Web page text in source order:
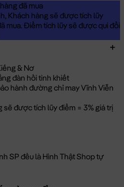
đã mua
Khách hàng sẽ được tích lũy
mua. Điểm tích lũy sẽ được qui đổi
& Nơ
đàn hồi tinh khiết
hành đường chỉ may Vĩnh Viễn
sẽ được tích lũy điểm = 3% giá trị
SP đều là Hình Thật Shop tự